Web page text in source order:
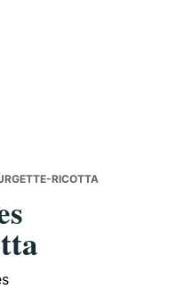
RICOTTA